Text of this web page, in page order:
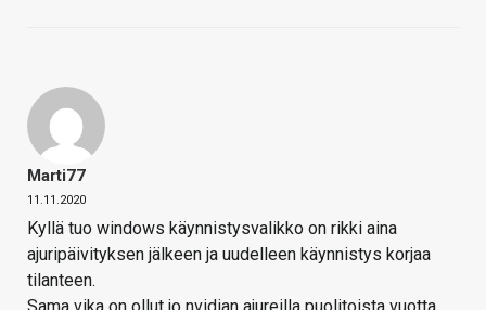
Marti77
11.11.2020
Kyllä tuo windows käynnistysvalikko on rikki aina
ajuripäivityksen jälkeen ja uudelleen käynnistys korjaa
tilanteen.